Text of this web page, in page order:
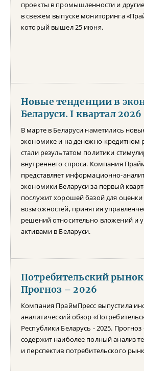
проекты в промышленности и
в свежем выпуске мониторинга
который вышел 25 июня.
Новые тенденции в
Беларуси. I квартал 2026
В марте в Беларуси наметились
экономике и на денежно-кредитном
стали результатом политики
внутреннего спроса. Компания
представляет информационно-
экономики Беларуси за первый
послужит хорошей базой для оценки
возможностей, принятия
решений относительно вложений и
активами в Беларуси.
Потребительский
Прогноз – 2026
Компания ПраймПресс выпустила
аналитический обзор
Республики Беларусь - 2025.
содержит наиболее полный анализ
и перспектив потребительского